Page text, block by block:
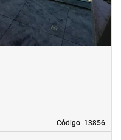
Código. 13856
Código. 13856